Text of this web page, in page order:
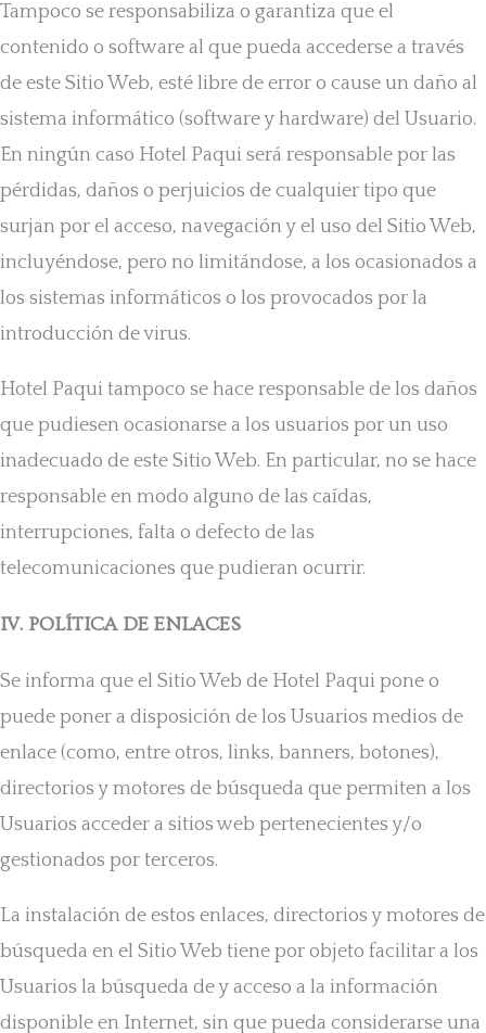
Tampoco se responsabiliza o garantiza que el
contenido o software al que pueda accederse a través
de este Sitio Web, esté libre de error o cause un daño al
sistema informático (software y hardware) del Usuario.
En ningún caso Hotel Paqui será responsable por las
pérdidas, daños o perjuicios de cualquier tipo que
surjan por el acceso, navegación y el uso del Sitio Web,
incluyéndose, pero no limitándose, a los ocasionados a
los sistemas informáticos o los provocados por la
introducción de virus.
Hotel Paqui tampoco se hace responsable de los daños
que pudiesen ocasionarse a los usuarios por un uso
inadecuado de este Sitio Web. En particular, no se hace
responsable en modo alguno de las caídas,
interrupciones, falta o defecto de las
telecomunicaciones que pudieran ocurrir.
IV. POLÍTICA DE ENLACES
Se informa que el Sitio Web de Hotel Paqui pone o
puede poner a disposición de los Usuarios medios de
enlace (como, entre otros, links, banners, botones),
directorios y motores de búsqueda que permiten a los
Usuarios acceder a sitios web pertenecientes y/o
gestionados por terceros.
La instalación de estos enlaces, directorios y motores de
búsqueda en el Sitio Web tiene por objeto facilitar a los
Usuarios la búsqueda de y acceso a la información
disponible en Internet, sin que pueda considerarse una